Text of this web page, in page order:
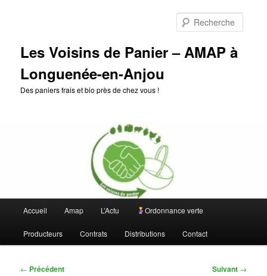
Les Voisins de Panier – AMAP à
Longuenée-en-Anjou
Des paniers frais et bio près de chez vous !
principal
Accueil Amap L’Actu Ordonnance verte
Producteurs Contrats Distributions Contact
Navigation
← Précédent Suivant →